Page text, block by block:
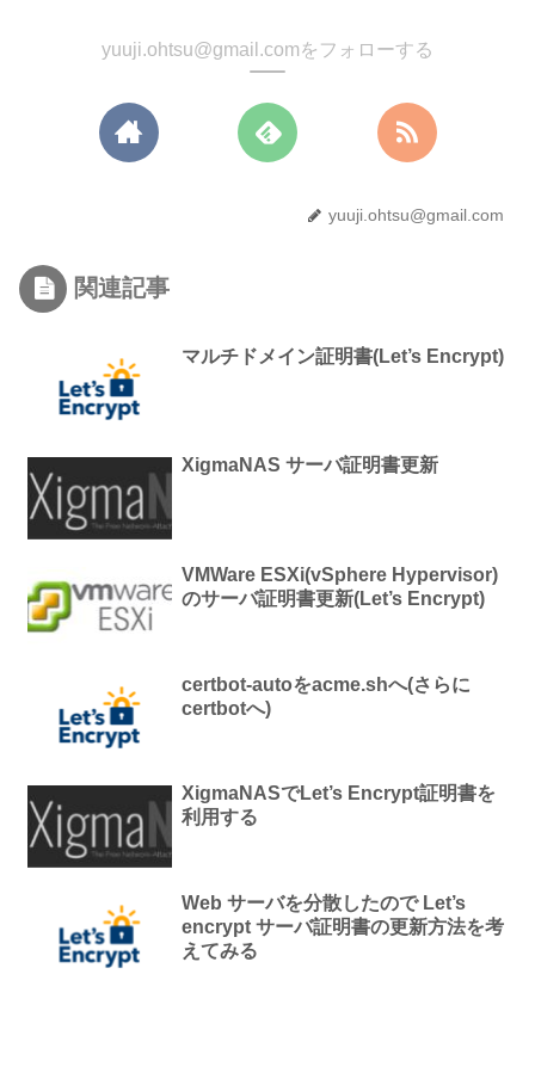
yuuji.ohtsu@gmail.comをフォローする
yuuji.ohtsu@gmail.com
関連記事
マルチドメイン証明書(Let’s Encrypt)
XigmaNAS サーバ証明書更新
VMWare ESXi(vSphere Hypervisor)
のサーバ証明書更新(Let’s Encrypt)
certbot-autoをacme.shへ(さらに
certbotへ)
XigmaNASでLet’s Encrypt証明書を
利用する
Web サーバを分散したので Let’s
encrypt サーバ証明書の更新方法を考
えてみる